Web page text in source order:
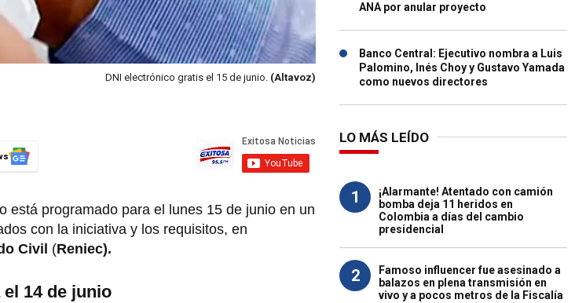
DNI electrónico gratis el 15 de junio. (Altavoz)
está programado para el lunes 15 de junio en un
con la iniciativa y los requisitos, en
Civil (Reniec).
14 de junio
ANA por anular proyecto
Banco Central: Ejecutivo nombra a Luis
Palomino, Inés Choy y Gustavo Yamada
como nuevos directores
LO MÁS LEÍDO
1
¡Alarmante! Atentado con camión
bomba deja 11 heridos en
Colombia a días del cambio
presidencial
2
Famoso influencer fue asesinado a
balazos en plena transmisión en
vivo y a pocos metros de la Fiscalía